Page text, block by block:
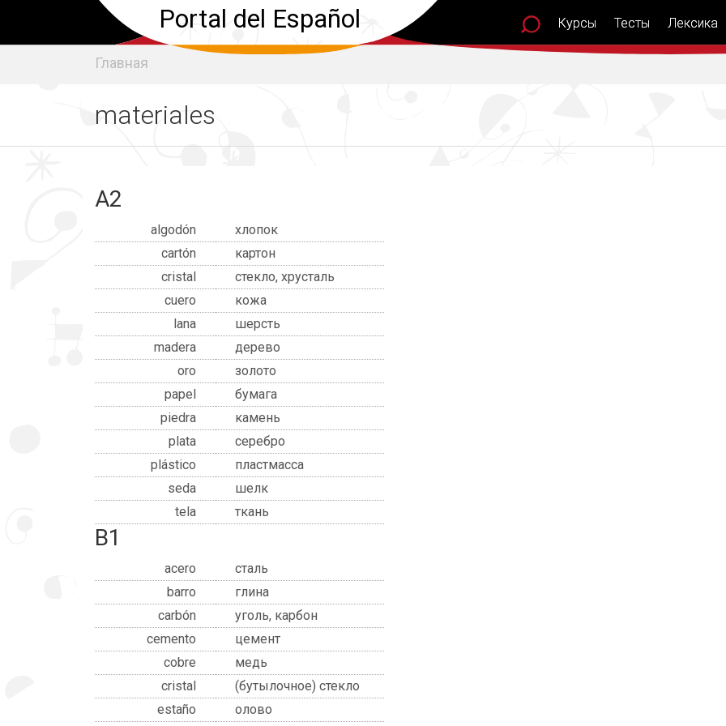
Portal del Español Курсы Тесты
Лексика
Лексика
Главная
materiales
A2
algodón
хлопок
cartón
картон
cristal
стекло, хрусталь
cuero
кожа
lana
шерсть
madera
дерево
oro
золото
papel
бумага
piedra
камень
plata
серебро
plástico
пластмасса
seda
шелк
tela
ткань
B1
acero
сталь
barro
глина
carbón
уголь, карбон
cemento
цемент
cobre
медь
cristal
(бутылочное) стекло
estaño
олово